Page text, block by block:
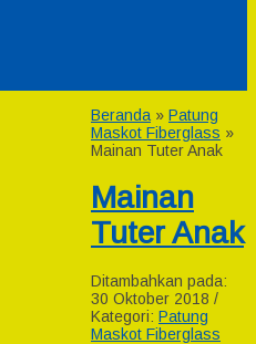
Beranda » Patung
Maskot Fiberglass »
Mainan Tuter Anak
Mainan
Tuter Anak
Ditambahkan pada:
30 Oktober 2018 /
Kategori: Patung
Maskot Fiberglass